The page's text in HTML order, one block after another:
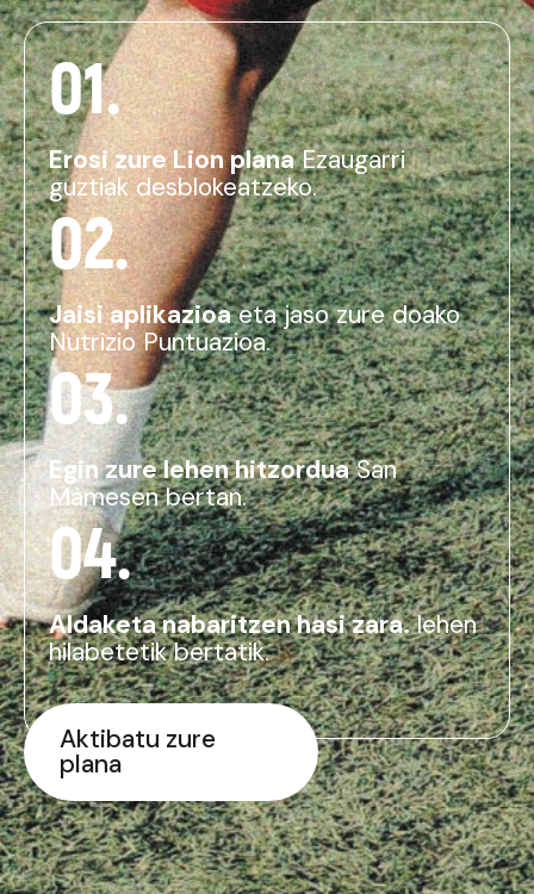
01.
Erosi zure Lion planaEzaugarri
guztiak desblokeatzeko.
02.
Jaisi aplikazioaeta jaso zure doako
Nutrizio Puntuazioa.
03.
Egin zure lehen hitzorduaSan
Mamesen bertan.
04.
Aldaketa nabaritzen hasi zara.lehen
hilabetetik bertatik.
Aktibatu zure
plana